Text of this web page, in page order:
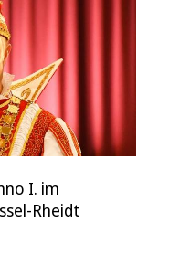
I. im
Rheidt